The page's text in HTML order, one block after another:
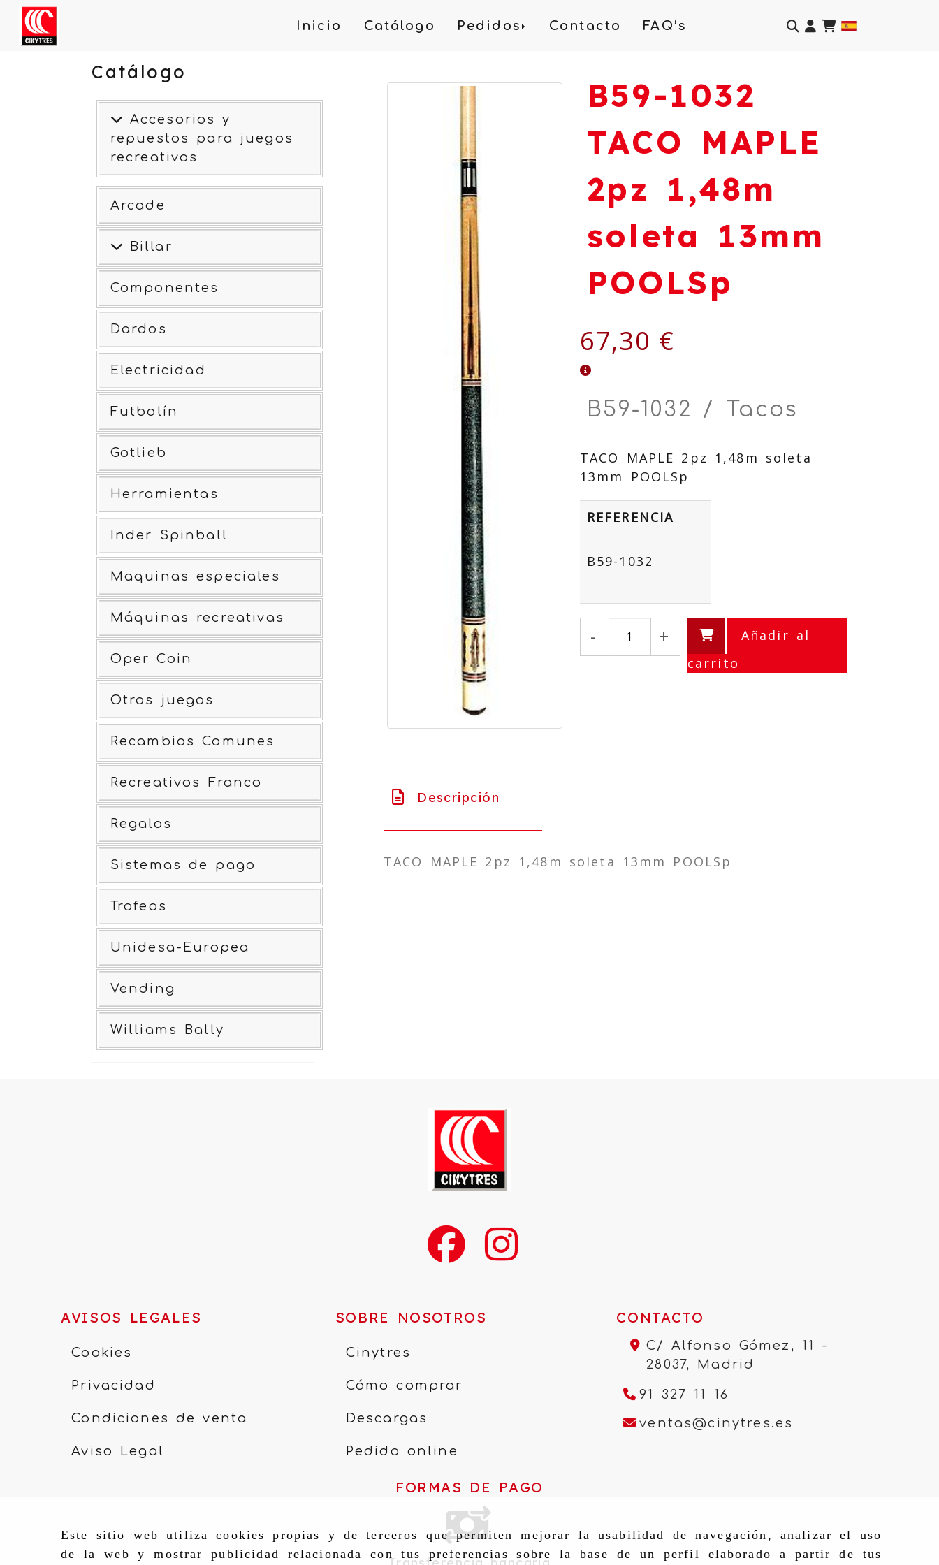
Este sitio web utiliza cookies propias y de terceros que permiten mejorar la usabilidad de navegación, analizar el uso
de la web y mostrar publicidad relacionada con tus preferencias sobre la base de un perfil elaborado a partir de tus
Inicio Catálogo Pedidos Contacto FAQ’s Identifícate
Catálogo
Accesorios y
repuestos para juegos
recreativos
Arcade
Billar
Componentes
Dardos
Electricidad
Futbolín
Gotlieb
Herramientas
Inder Spinball
Maquinas especiales
Máquinas recreativas
Oper Coin
Otros juegos
Recambios Comunes
Recreativos Franco
Regalos
Sistemas de pago
Trofeos
Unidesa-Europea
Vending
Williams Bally
B59-1032
TACO MAPLE
2pz 1,48m
soleta 13mm
POOLSp
67,30 €
B59-1032 / Tacos
TACO MAPLE 2pz 1,48m soleta
13mm POOLSp
REFERENCIA
B59-1032
- +
Añadir al
carrito
Descripción
TACO MAPLE 2pz 1,48m soleta 13mm POOLSp
AVISOS LEGALES
Cookies
Privacidad
Condiciones de venta
Aviso Legal
SOBRE NOSOTROS
Cinytres
Cómo comprar
Descargas
Pedido online
CONTACTO
C/ Alfonso Gómez, 11 -
28037, Madrid
91 327 11 16
ventas cinytres.es
FORMAS DE PAGO